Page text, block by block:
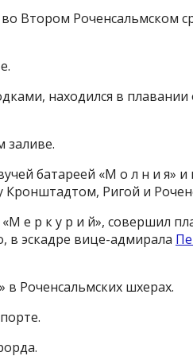
Втором Роченсальмском
находился в плавании
заливе.
батареей «М о л н и я»
Кронштадтом, Ригой и
е р к у р и й», совершил
в эскадре вице-адмирала
в Роченсальмских шхерах.